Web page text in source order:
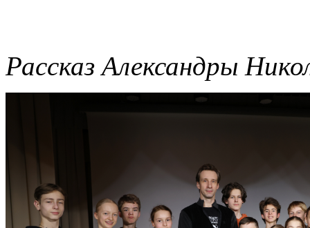
Рассказ Александры